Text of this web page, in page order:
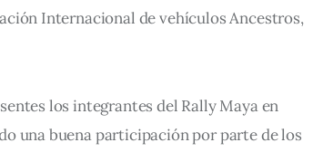
Internacional de vehículos Ancestros,
los integrantes del Rally Maya en
una buena participación por parte de los